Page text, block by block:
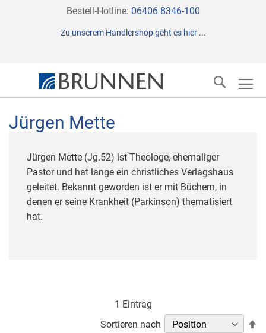
Direkt
Inhalt
Bestell-Hotline: 06406 8346-100
Zu unserem Händlershop geht es hier ...
Suche
Jürgen Mette
Jürgen Mette (Jg.52) ist Theologe, ehemaliger
Pastor und hat lange ein christliches Verlagshaus
geleitet. Bekannt geworden ist er mit Büchern, in
denen er seine Krankheit (Parkinson) thematisiert
hat.
1 Eintrag
Sortieren nach